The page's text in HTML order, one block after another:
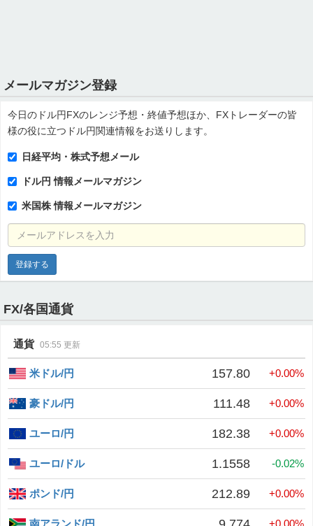
メールマガジン登録
今日のドル円FXのレンジ予想・終値予想ほか、FXトレーダーの皆
様の役に立つドル円関連情報をお送りします。
日経平均・株式予想メール
ドル円 情報メールマガジン
米国株 情報メールマガジン
メールアドレスを入力
FX/各国通貨
通貨 05:55 更新
米ドル/円 157.80 +0.00%
豪ドル/円 111.48 +0.00%
ユーロ/円 182.38 +0.00%
ユーロ/ドル 1.1558 -0.02%
ポンド/円 212.89 +0.00%
南アランド/円 +0.00%